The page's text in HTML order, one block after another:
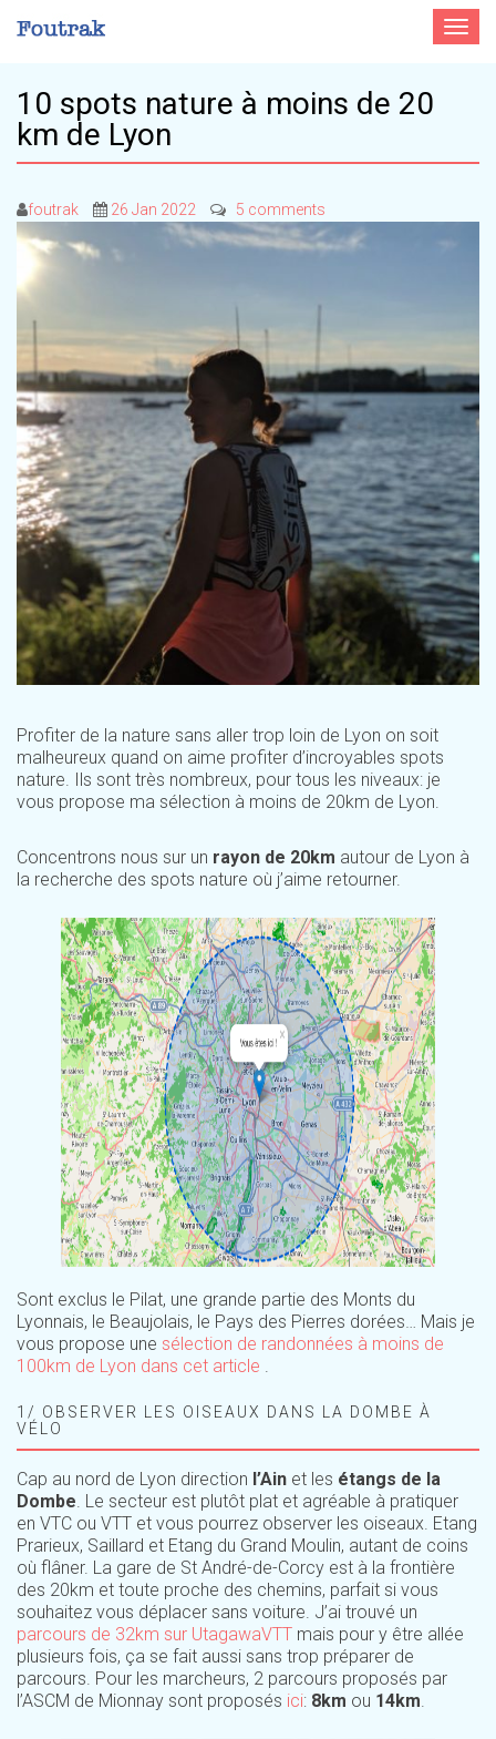
Toggle
10 spots nature à moins de 20
km de Lyon
foutrak 26 Jan 2022 5 comments
Profiter de la nature sans aller trop loin de Lyon on soit
malheureux quand on aime profiter d’incroyables spots
nature. Ils sont très nombreux, pour tous les niveaux: je
vous propose ma sélection à moins de 20km de Lyon.
Concentrons nous sur un rayon de 20km autour de Lyon à
la recherche des spots nature où j’aime retourner.
Sont exclus le Pilat, une grande partie des Monts du
Lyonnais, le Beaujolais, le Pays des Pierres dorées… Mais je
vous propose une sélection de randonnées à moins de
100km de Lyon dans cet article .
1/ OBSERVER LES OISEAUX DANS LA DOMBE À
VÉLO
Cap au nord de Lyon direction l’Ain et les étangs de la
Dombe. Le secteur est plutôt plat et agréable à pratiquer
en VTC ou VTT et vous pourrez observer les oiseaux. Etang
Prarieux, Saillard et Etang du Grand Moulin, autant de coins
où flâner. La gare de St André-de-Corcy est à la frontière
des 20km et toute proche des chemins, parfait si vous
souhaitez vous déplacer sans voiture. J’ai trouvé un
parcours de 32km sur UtagawaVTT mais pour y être allée
plusieurs fois, ça se fait aussi sans trop préparer de
parcours. Pour les marcheurs, 2 parcours proposés par
l’ASCM de Mionnay sont proposés ici: 8km ou 14km.